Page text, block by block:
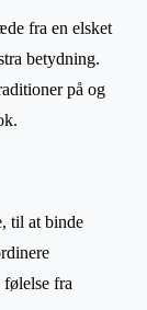
fra en elsket
betydning.
på og
til at binde
fra